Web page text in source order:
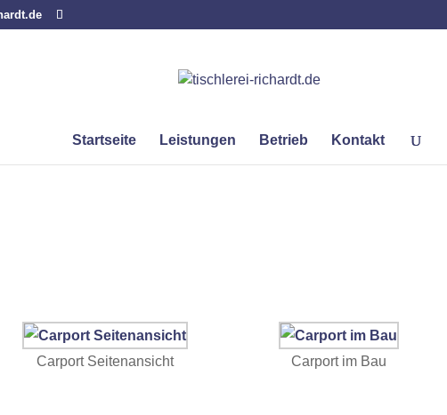
Startseite Leistungen Betrieb Kontakt
Carport Seitenansicht Carport im Bau